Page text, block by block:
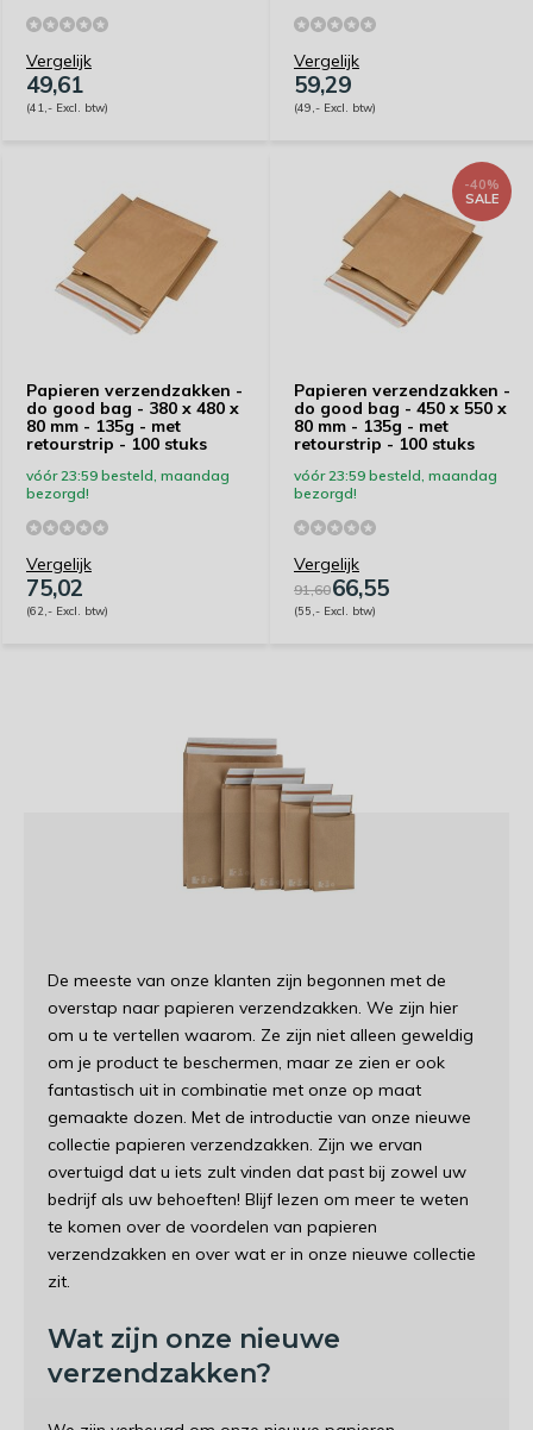
Vergelijk
49,61
(41,- Excl. btw)
Vergelijk
59,29
(49,- Excl. btw)
Papieren verzendzakken -
do good bag - 380 x 480 x
80 mm - 135g - met
retourstrip - 100 stuks
vóór 23:59 besteld, maandag
bezorgd!
Vergelijk
75,02
(62,- Excl. btw)
Papieren verzendzakken -
do good bag - 450 x 550 x
80 mm - 135g - met
retourstrip - 100 stuks
-40%
SALE
vóór 23:59 besteld, maandag
bezorgd!
Vergelijk
91,6066,55
(55,- Excl. btw)
De meeste van onze klanten zijn begonnen met de
overstap naar papieren verzendzakken. We zijn hier
om u te vertellen waarom. Ze zijn niet alleen geweldig
om je product te beschermen, maar ze zien er ook
fantastisch uit in combinatie met onze op maat
gemaakte dozen. Met de introductie van onze nieuwe
collectie papieren verzendzakken. Zijn we ervan
overtuigd dat u iets zult vinden dat past bij zowel uw
bedrijf als uw behoeften! Blijf lezen om meer te weten
te komen over de voordelen van papieren
verzendzakken en over wat er in onze nieuwe collectie
zit.
Wat zijn onze nieuwe
verzendzakken?